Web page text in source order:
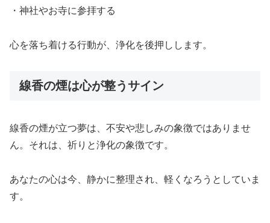
・神社やお寺に参拝する
心を落ち着ける行動が、浄化を後押しします。
線香の煙は心が整うサイン
線香の煙が立つ夢は、不安や悲しみの象徴ではありませ
ん。それは、祈りと浄化の象徴です。
あなたの心は今、静かに整理され、軽くなろうとしていま
す。